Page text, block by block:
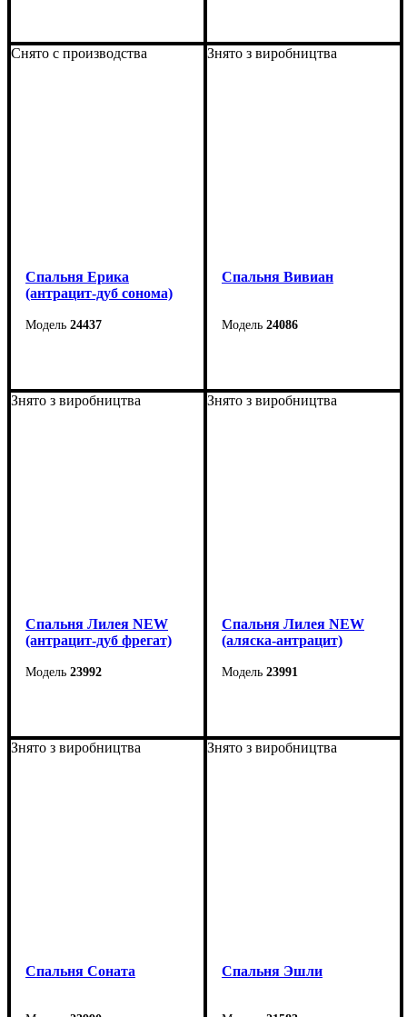
Снято с производства
Cпальня Ерика
(антрацит-дуб сонома)
24437
Знято з виробництва
Спальня Вивиан
24086
Знято з виробництва
Спальня Лилея NEW
(антрацит-дуб фрегат)
23992
Знято з виробництва
Спальня Лилея NEW
(аляска-антрацит)
23991
Знято з виробництва
Спальня Соната
Знято з виробництва
Спальня Эшли